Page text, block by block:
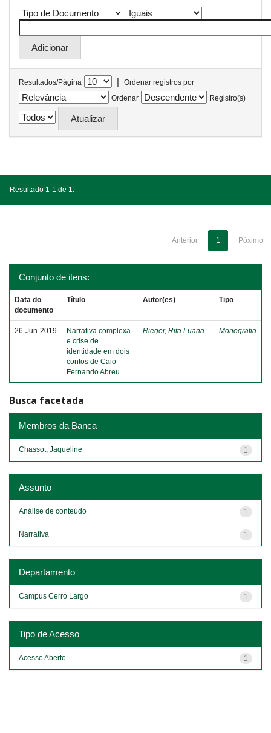
Resultados/Página |
Ordenar registros por
Ordenar
Registro(s)
Resultado 1-1 de 1.
Anterior 1 Póximo
Conjunto de itens:
Data do
documento
Título Autor(es) Tipo
26-Jun-2019
Narrativa complexa
e crise de
identidade em dois
contos de Caio
Fernando Abreu
Rieger, Rita Luana Monografia
Busca facetada
Membros da Banca
1
Chassot, Jaqueline
Assunto
1
Análise de conteúdo
1
Narrativa
Departamento
1
Campus Cerro Largo
Tipo de Acesso
1
Acesso Aberto